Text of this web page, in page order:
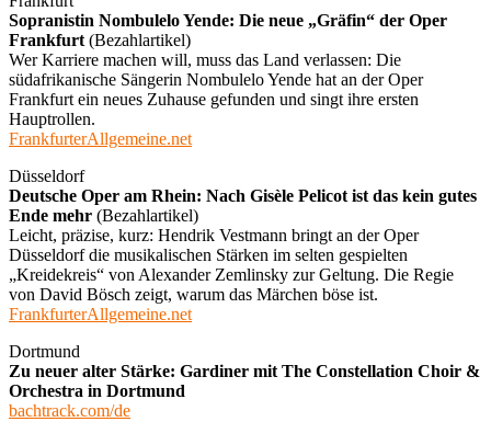
Sopranistin Nombulelo Yende: Die neue „Gräfin“ der Oper
Frankfurt (Bezahlartikel)
Wer Karriere machen will, muss das Land verlassen: Die
südafrikanische Sängerin Nombulelo Yende hat an der Oper
Frankfurt ein neues Zuhause gefunden und singt ihre ersten
Hauptrollen.
FrankfurterAllgemeine.net
Düsseldorf
Deutsche Oper am Rhein: Nach Gisèle Pelicot ist das kein gutes
Ende mehr (Bezahlartikel)
Leicht, präzise, kurz: Hendrik Vestmann bringt an der Oper
Düsseldorf die musikalischen Stärken im selten gespielten
„Kreidekreis“ von Alexander Zemlinsky zur Geltung. Die Regie
von David Bösch zeigt, warum das Märchen böse ist.
FrankfurterAllgemeine.net
Dortmund
Zu neuer alter Stärke: Gardiner mit The Constellation Choir &
Orchestra in Dortmund
bachtrack.com/de